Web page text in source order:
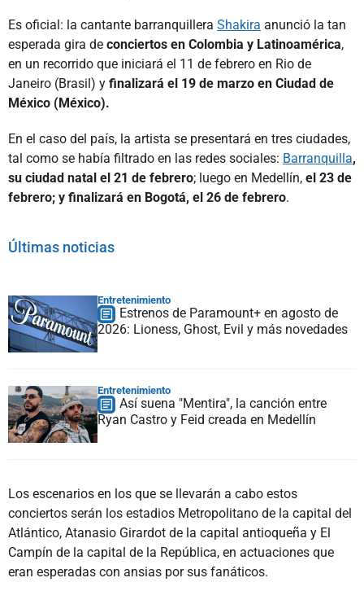
Es oficial: la cantante barranquillera Shakira anunció la tan
esperada gira de conciertos en Colombia y Latinoamérica,
en un recorrido que iniciará el 11 de febrero en Rio de
Janeiro (Brasil) y finalizará el 19 de marzo en Ciudad de
México (México).
En el caso del país, la artista se presentará en tres ciudades,
tal como se había filtrado en las redes sociales: Barranquilla,
su ciudad natal el 21 de febrero; luego en Medellín, el 23 de
febrero; y finalizará en Bogotá, el 26 de febrero.
Últimas noticias
Entretenimiento
Estrenos de Paramount+ en agosto de
2026: Lioness, Ghost, Evil y más novedades
Entretenimiento
Así suena "Mentira", la canción entre
Ryan Castro y Feid creada en Medellín
Los escenarios en los que se llevarán a cabo estos
conciertos serán los estadios Metropolitano de la capital del
Atlántico, Atanasio Girardot de la capital antioqueña y El
Campín de la capital de la República, en actuaciones que
eran esperadas con ansias por sus fanáticos.